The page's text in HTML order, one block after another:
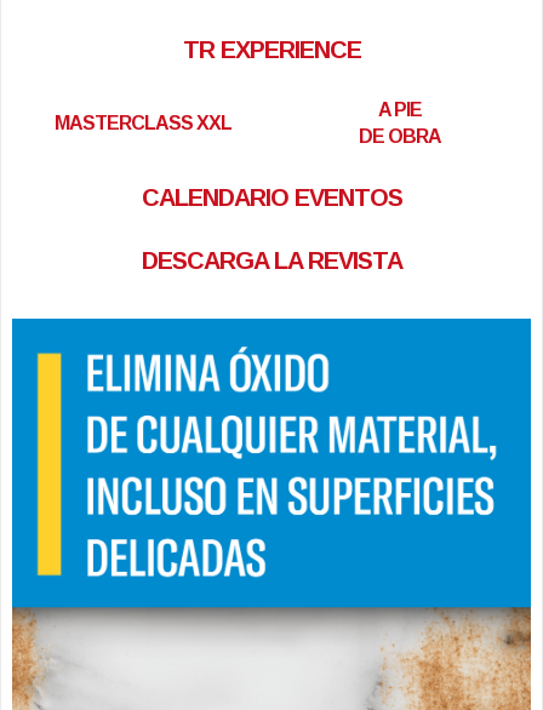
TR EXPERIENCE
MASTERCLASS XXL
A PIE
DE OBRA
CALENDARIO EVENTOS
DESCARGA LA REVISTA